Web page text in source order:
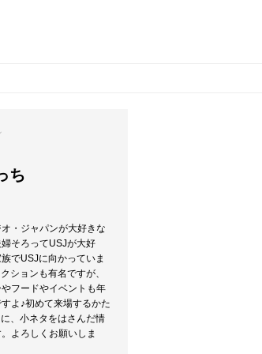
ち
・ジャパンが大好きな
そろってUSJが大好
でUSJに向かっていま
ションも有名ですが、
フードやイベントも年
よ♪初めて来場するかた
、小ネタをはさんだ情
よろしくお願いしま